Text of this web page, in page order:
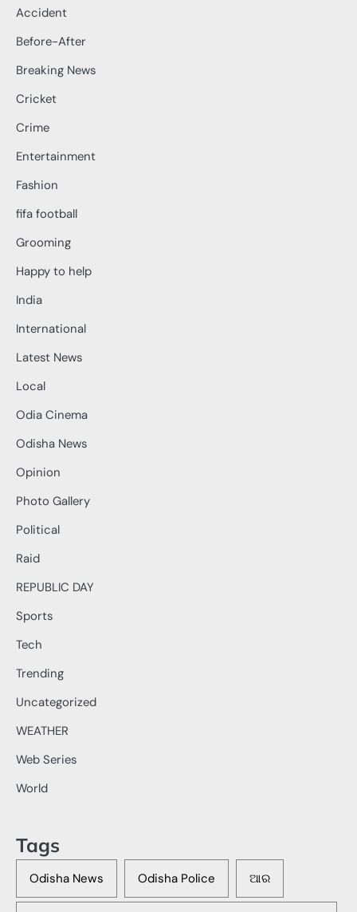
Accident
Before-After
Breaking News
Cricket
Crime
Entertainment
Fashion
fifa football
Grooming
Happy to help
India
International
Latest News
Local
Odia Cinema
Odisha News
Opinion
Photo Gallery
Political
Raid
REPUBLIC DAY
Sports
Tech
Trending
Uncategorized
WEATHER
Web Series
World
Tags
Odisha News Odisha Police ଆର